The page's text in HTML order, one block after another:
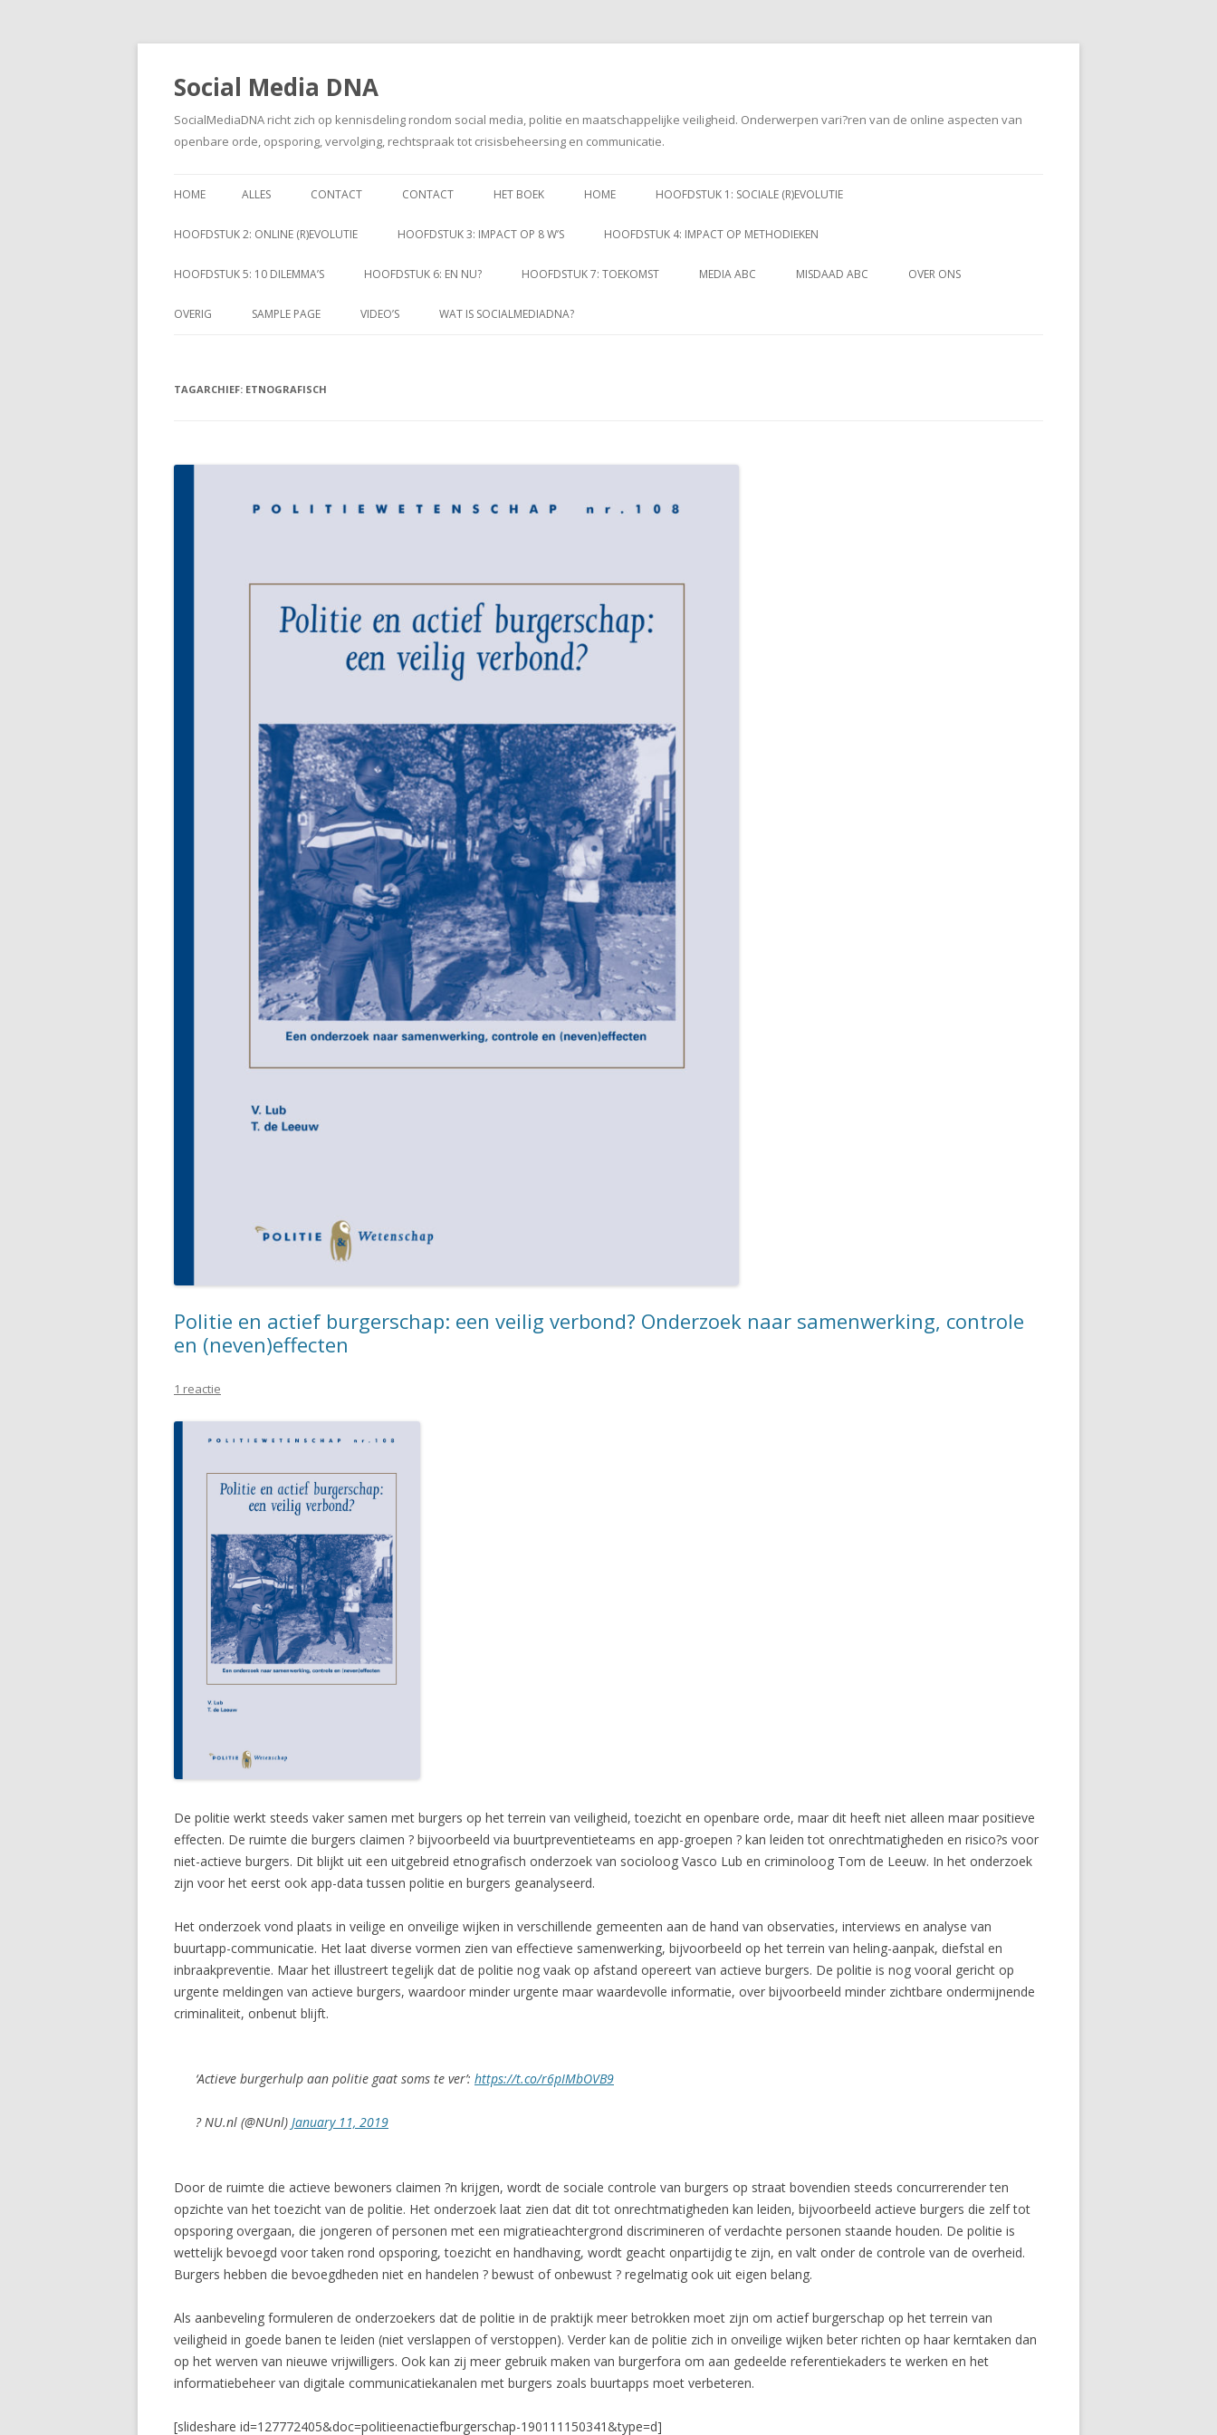
Social Media DNA
SocialMediaDNA richt zich op kennisdeling rondom social media, politie en maatschappelijke veiligheid. Onderwerpen vari?ren van de online aspecten van
openbare orde, opsporing, vervolging, rechtspraak tot crisisbeheersing en communicatie.
naar
HOME ALLES CONTACT CONTACT HET BOEK HOME HOOFDSTUK 1: SOCIALE (R)EVOLUTIE
HOOFDSTUK 2: ONLINE (R)EVOLUTIE HOOFDSTUK 3: IMPACT OP 8 W’S HOOFDSTUK 4: IMPACT OP METHODIEKEN
HOOFDSTUK 5: 10 DILEMMA’S HOOFDSTUK 6: EN NU? HOOFDSTUK 7: TOEKOMST MEDIA ABC MISDAAD ABC OVER ONS
OVERIG SAMPLE PAGE VIDEO’S WAT IS SOCIALMEDIADNA?
TAGARCHIEF: ETNOGRAFISCH
Politie en actief burgerschap: een veilig verbond? Onderzoek naar samenwerking, controle
en (neven)effecten
1 reactie
De politie werkt steeds vaker samen met burgers op het terrein van veiligheid, toezicht en openbare orde, maar dit heeft niet alleen maar positieve
effecten. De ruimte die burgers claimen ? bijvoorbeeld via buurtpreventieteams en app-groepen ? kan leiden tot onrechtmatigheden en risico?s voor
niet-actieve burgers. Dit blijkt uit een uitgebreid etnografisch onderzoek van socioloog Vasco Lub en criminoloog Tom de Leeuw. In het onderzoek
zijn voor het eerst ook app-data tussen politie en burgers geanalyseerd.
Het onderzoek vond plaats in veilige en onveilige wijken in verschillende gemeenten aan de hand van observaties, interviews en analyse van
buurtapp-communicatie. Het laat diverse vormen zien van effectieve samenwerking, bijvoorbeeld op het terrein van heling-aanpak, diefstal en
inbraakpreventie. Maar het illustreert tegelijk dat de politie nog vaak op afstand opereert van actieve burgers. De politie is nog vooral gericht op
urgente meldingen van actieve burgers, waardoor minder urgente maar waardevolle informatie, over bijvoorbeeld minder zichtbare ondermijnende
criminaliteit, onbenut blijft.
‘Actieve burgerhulp aan politie gaat soms te ver’: https://t.co/r6pIMbOVB9
? NU.nl (@NUnl) January 11, 2019
Door de ruimte die actieve bewoners claimen ?n krijgen, wordt de sociale controle van burgers op straat bovendien steeds concurrerender ten
opzichte van het toezicht van de politie. Het onderzoek laat zien dat dit tot onrechtmatigheden kan leiden, bijvoorbeeld actieve burgers die zelf tot
opsporing overgaan, die jongeren of personen met een migratieachtergrond discrimineren of verdachte personen staande houden. De politie is
wettelijk bevoegd voor taken rond opsporing, toezicht en handhaving, wordt geacht onpartijdig te zijn, en valt onder de controle van de overheid.
Burgers hebben die bevoegdheden niet en handelen ? bewust of onbewust ? regelmatig ook uit eigen belang.
Als aanbeveling formuleren de onderzoekers dat de politie in de praktijk meer betrokken moet zijn om actief burgerschap op het terrein van
veiligheid in goede banen te leiden (niet verslappen of verstoppen). Verder kan de politie zich in onveilige wijken beter richten op haar kerntaken dan
op het werven van nieuwe vrijwilligers. Ook kan zij meer gebruik maken van burgerfora om aan gedeelde referentiekaders te werken en het
informatiebeheer van digitale communicatiekanalen met burgers zoals buurtapps moet verbeteren.
[slideshare id=127772405&doc=politieenactiefburgerschap-190111150341&type=d]